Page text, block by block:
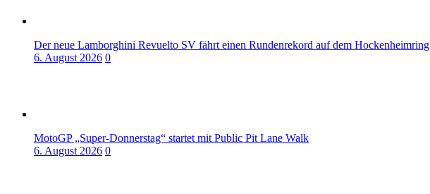
Der neue Lamborghini Revuelto SV fährt einen Rundenrekord auf dem Hockenheimring
6. August 2026 0
MotoGP „Super-Donnerstag“ startet mit Public Pit Lane Walk
6. August 2026 0